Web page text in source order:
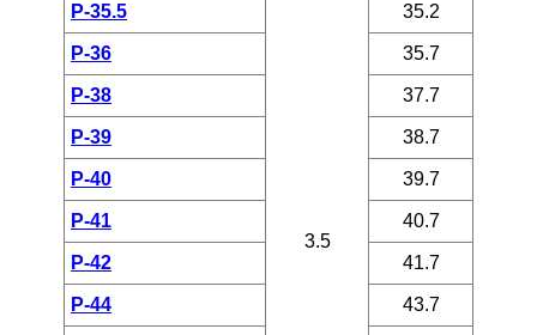
3.5
P-35.5 35.2
P-36 35.7
P-38 37.7
P-39 38.7
P-40 39.7
P-41 40.7
P-42 41.7
P-44 43.7